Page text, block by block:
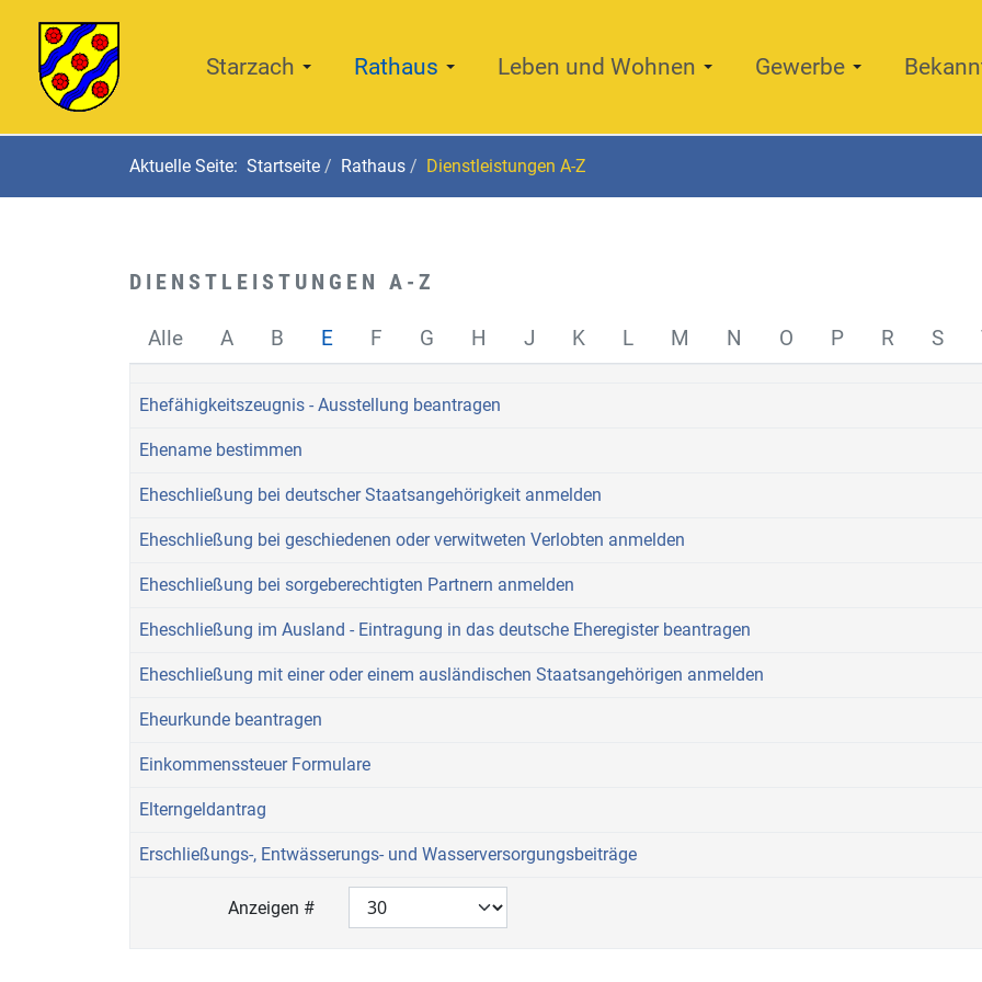
Starzach Rathaus Leben und Wohnen Gewerbe
Aktuelle Seite: Startseite Rathaus Dienstleistungen A-Z
DIENSTLEISTUNGEN A-Z
Alle A B E F G H J K L M N O P R S
Anzeigen #
Ehefähigkeitszeugnis - Ausstellung beantragen
Ehename bestimmen
Eheschließung bei deutscher Staatsangehörigkeit anmelden
Eheschließung bei geschiedenen oder verwitweten Verlobten anmelden
Eheschließung bei sorgeberechtigten Partnern anmelden
Eheschließung im Ausland - Eintragung in das deutsche Eheregister beantragen
Eheschließung mit einer oder einem ausländischen Staatsangehörigen anmelden
Eheurkunde beantragen
Einkommenssteuer Formulare
Elterngeldantrag
Erschließungs-, Entwässerungs- und Wasserversorgungsbeiträge